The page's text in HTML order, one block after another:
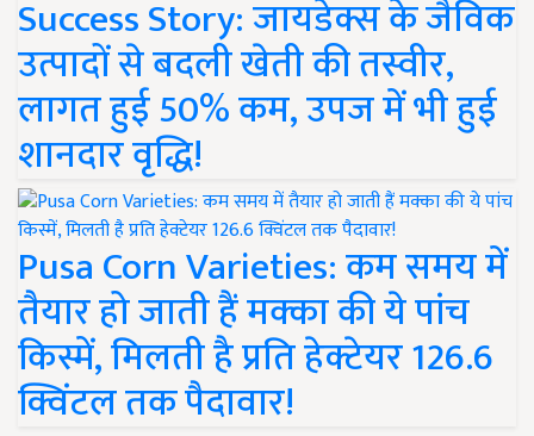
Success Story: जायडेक्स के जैविक
उत्पादों से बदली खेती की तस्वीर,
लागत हुई 50% कम, उपज में भी हुई
शानदार वृद्धि!
Pusa Corn Varieties: कम समय में
तैयार हो जाती हैं मक्का की ये पांच
किस्में, मिलती है प्रति हेक्टेयर 126.6
क्विंटल तक पैदावार!